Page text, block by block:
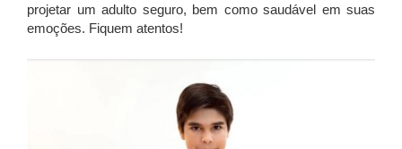
projetar um adulto seguro, bem como saudável em suas
emoções. Fiquem atentos!